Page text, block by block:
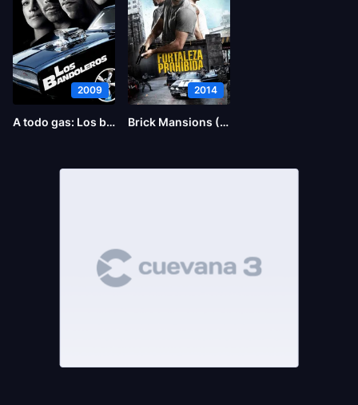
2009
A todo gas: Los bandoleros
2014
Brick Mansions (La fortaleza)